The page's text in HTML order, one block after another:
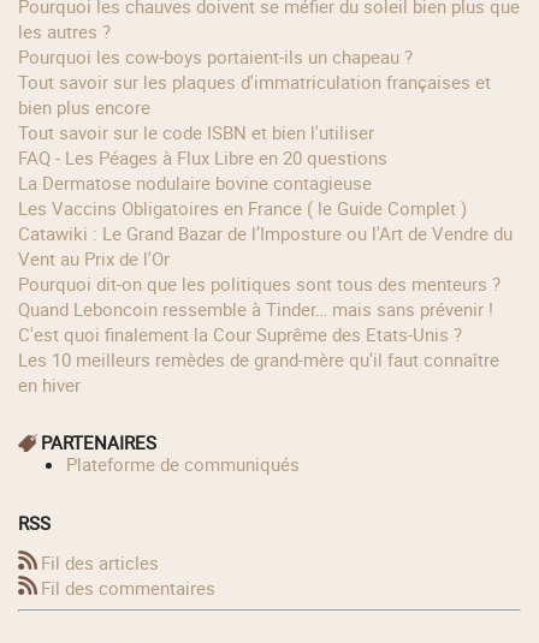
Pourquoi les chauves doivent se méfier du soleil bien plus que
les autres ?
Pourquoi les cow‑boys portaient‑ils un chapeau ?
Tout savoir sur les plaques d'immatriculation françaises et
bien plus encore
Tout savoir sur le code ISBN et bien l'utiliser
FAQ - Les Péages à Flux Libre en 20 questions
La Dermatose nodulaire bovine contagieuse
Les Vaccins Obligatoires en France ( le Guide Complet )
Catawiki : Le Grand Bazar de l’Imposture ou l'Art de Vendre du
Vent au Prix de l'Or
Pourquoi dit-on que les politiques sont tous des menteurs ?
Quand Leboncoin ressemble à Tinder… mais sans prévenir !
C'est quoi finalement la Cour Suprême des Etats-Unis ?
Les 10 meilleurs remèdes de grand-mère qu'il faut connaître
en hiver
PARTENAIRES
Plateforme de communiqués
RSS
Fil des articles
Fil des commentaires